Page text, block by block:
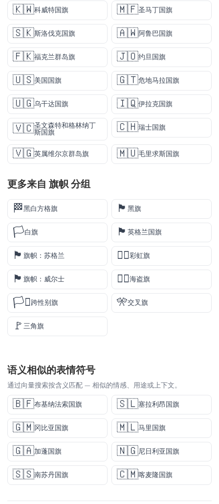
🇰🇼科威特国旗 🇲🇫圣马丁国旗
🇸🇰斯洛伐克国旗 🇦🇼阿鲁巴国旗
🇫🇰福克兰群岛旗 🇯🇴约旦国旗
🇺🇸美国国旗 🇬🇹危地马拉国旗
🇺🇬乌干达国旗 🇮🇶伊拉克国旗
🇻🇨圣文森特和格林纳丁
斯国旗
🇨🇭瑞士国旗
🇻🇬英属维尔京群岛旗 🇲🇺毛里求斯国旗
更多来自 旗帜分组
🏁黑白方格旗 🏴 黑旗
🏳️白旗 🏴󠁧󠁢󠁥󠁮󠁧󠁿 英格兰国旗
🏴󠁧󠁢󠁳󠁣󠁴󠁿 旗帜：苏格兰 🏳️‍🌈彩虹旗
🏴󠁧󠁢󠁷󠁬󠁳󠁿 旗帜：威尔士 🏴‍☠️海盗旗
🏳️‍⚧️跨性别旗 🎌交叉旗
🚩 三角旗
语义相似的表情符号
通过向量搜索按含义匹配 — 相似的情感、用途或上下文。
🇧🇫布基纳法索国旗 🇸🇱塞拉利昂国旗
🇬🇲冈比亚国旗 🇲🇱马里国旗
🇬🇦加蓬国旗 🇳🇬尼日利亚国旗
🇸🇸南苏丹国旗 🇨🇲喀麦隆国旗